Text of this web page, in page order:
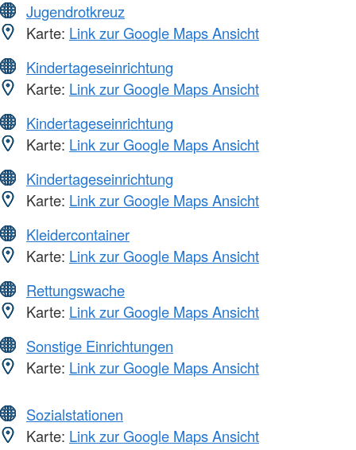
Jugendrotkreuz
Karte: Link zur Google Maps Ansicht
Kindertageseinrichtung
Karte: Link zur Google Maps Ansicht
Kindertageseinrichtung
Karte: Link zur Google Maps Ansicht
Kindertageseinrichtung
Karte: Link zur Google Maps Ansicht
Kleidercontainer
Karte: Link zur Google Maps Ansicht
Rettungswache
Karte: Link zur Google Maps Ansicht
Sonstige Einrichtungen
Karte: Link zur Google Maps Ansicht
Sozialstationen
Karte: Link zur Google Maps Ansicht